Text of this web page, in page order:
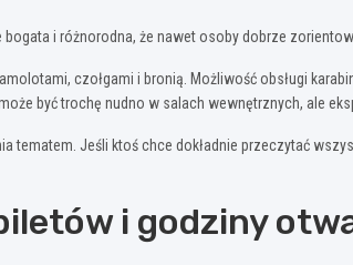
i różnorodna, że nawet osoby dobrze
czołgami i bronią. Możliwość obsługi
być trochę nudno w salach wewnętrznych, ale
Jeśli ktoś chce dokładnie przeczytać
i godziny